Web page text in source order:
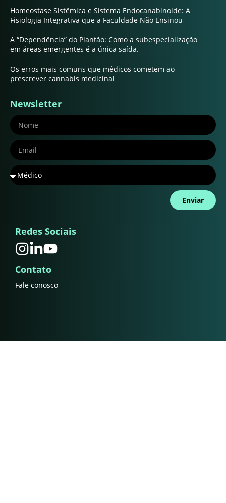
Homeostase Sistêmica e Sistema Endocanabinoide: A
Fisiologia Integrativa que a Faculdade Não Ensinou
A “Dependência” do Plantão: Como a subespecialização
em áreas emergentes é a única saída.
Os erros mais comuns que médicos cometem ao
prescrever cannabis medicinal
Newsletter
Enviar
Redes Sociais
Contato
Fale conosco